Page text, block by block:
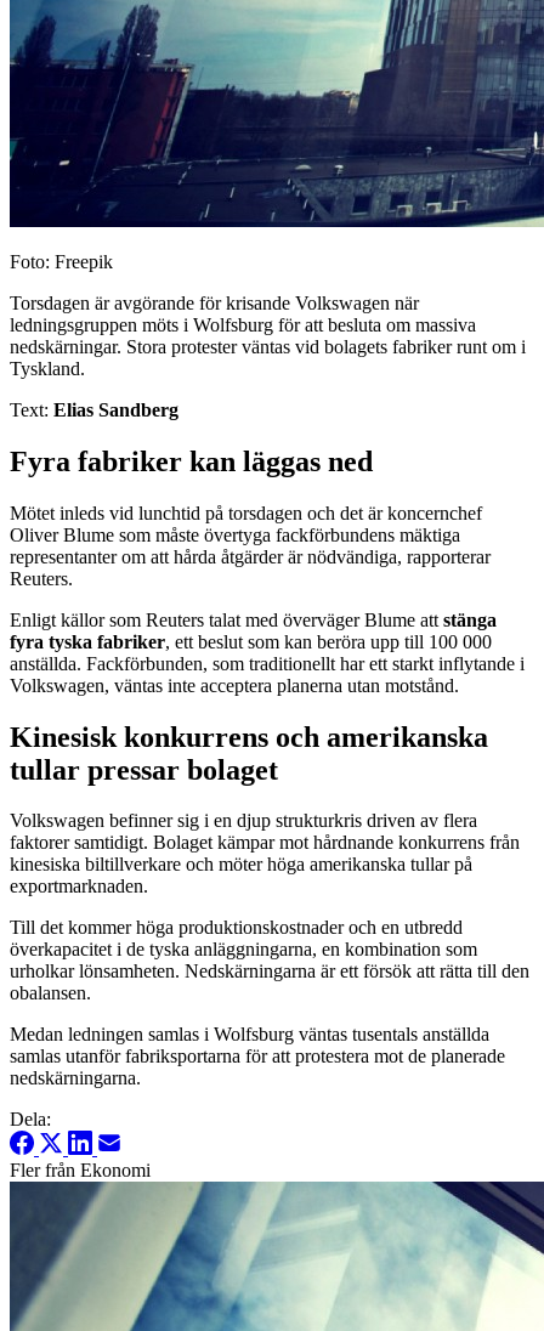
Foto: Freepik
Torsdagen är avgörande för krisande Volkswagen när
ledningsgruppen möts i Wolfsburg för att besluta om massiva
nedskärningar. Stora protester väntas vid bolagets fabriker runt om i
Tyskland.
Text: Elias Sandberg
Fyra fabriker kan läggas ned
Mötet inleds vid lunchtid på torsdagen och det är koncernchef
Oliver Blume som måste övertyga fackförbundens mäktiga
representanter om att hårda åtgärder är nödvändiga, rapporterar
Reuters.
Enligt källor som Reuters talat med överväger Blume att stänga
fyra tyska fabriker, ett beslut som kan beröra upp till 100 000
anställda. Fackförbunden, som traditionellt har ett starkt inflytande i
Volkswagen, väntas inte acceptera planerna utan motstånd.
Kinesisk konkurrens och amerikanska
tullar pressar bolaget
Volkswagen befinner sig i en djup strukturkris driven av flera
faktorer samtidigt. Bolaget kämpar mot hårdnande konkurrens från
kinesiska biltillverkare och möter höga amerikanska tullar på
exportmarknaden.
Till det kommer höga produktionskostnader och en utbredd
överkapacitet i de tyska anläggningarna, en kombination som
urholkar lönsamheten. Nedskärningarna är ett försök att rätta till den
obalansen.
Medan ledningen samlas i Wolfsburg väntas tusentals anställda
samlas utanför fabriksportarna för att protestera mot de planerade
nedskärningarna.
Dela:
Fler från Ekonomi